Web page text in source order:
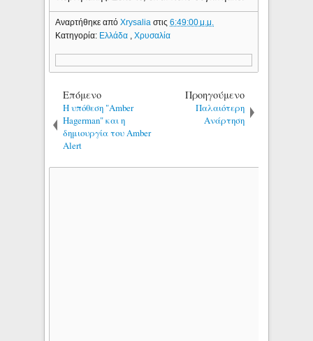
Αναρτήθηκε απόXrysaliaστις6:49:00 μ.μ.
Κατηγορία: Ελλάδα ,Χρυσαλία
Επόμενο
Η υπόθεση "Amber
Hagerman" και η
δημιουργία του Amber
Alert
Προηγούμενο
Παλαιότερη
Ανάρτηση